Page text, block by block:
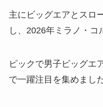
主にビッグエアとスロ
し、2026年ミラノ・コ
ピックで男子ビッグエ
で一躍注目を集めました